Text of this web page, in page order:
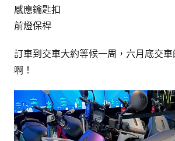
感應鑰匙扣
前燈保桿
訂車到交車大約等候一周，六月底交
啊！